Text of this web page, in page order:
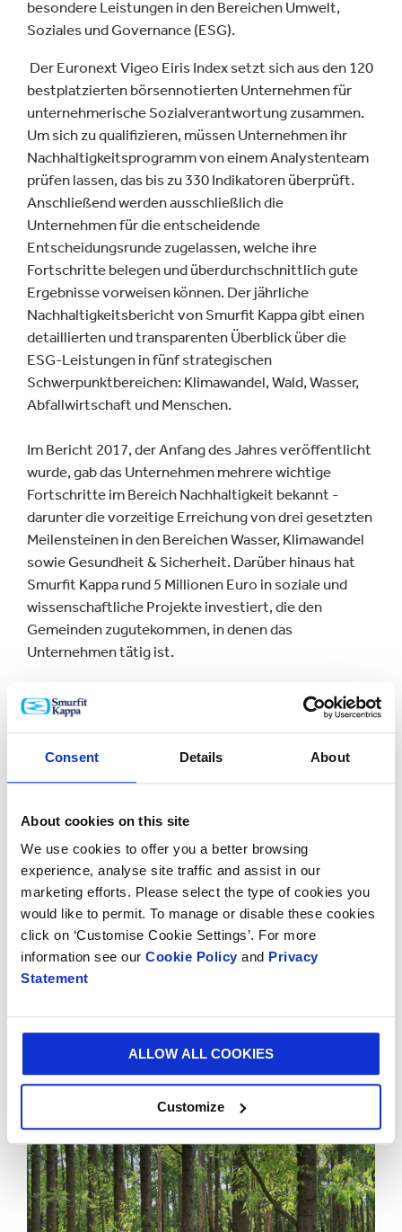
Consent Details About
About cookies on this site
We use cookies to offer you a better browsing
experience, analyse site traffic and assist in our
marketing efforts. Please select the type of cookies you
would like to permit. To manage or disable these cookies
click on ‘Customise Cookie Settings’. For more
information see our Cookie Policy and Privacy
Statement
ALLOW ALL COOKIES
Customize
besondere Leistungen in den Bereichen Umwelt,
Soziales und Governance (ESG).
Der Euronext Vigeo Eiris Index setzt sich aus den 120
bestplatzierten börsennotierten Unternehmen für
unternehmerische Sozialverantwortung zusammen.
Um sich zu qualifizieren, müssen Unternehmen ihr
Nachhaltigkeitsprogramm von einem Analystenteam
prüfen lassen, das bis zu 330 Indikatoren überprüft.
Anschließend werden ausschließlich die
Unternehmen für die entscheidende
Entscheidungsrunde zugelassen, welche ihre
Fortschritte belegen und überdurchschnittlich gute
Ergebnisse vorweisen können. Der jährliche
Nachhaltigkeitsbericht von Smurfit Kappa gibt einen
detaillierten und transparenten Überblick über die
ESG-Leistungen in fünf strategischen
Schwerpunktbereichen: Klimawandel, Wald, Wasser,
Abfallwirtschaft und Menschen.
Im Bericht 2017, der Anfang des Jahres veröffentlicht
wurde, gab das Unternehmen mehrere wichtige
Fortschritte im Bereich Nachhaltigkeit bekannt -
darunter die vorzeitige Erreichung von drei gesetzten
Meilensteinen in den Bereichen Wasser, Klimawandel
sowie Gesundheit & Sicherheit. Darüber hinaus hat
Smurfit Kappa rund 5 Millionen Euro in soziale und
wissenschaftliche Projekte investiert, die den
Gemeinden zugutekommen, in denen das
Unternehmen tätig ist.
Steven Stoffer, Group VP Development bei Smurfit
Kappa, meinte dazu: „Wir freuen uns, wieder in diesem
bedeutet für Smurfit Kappa nicht nur die Eindämmung
des Klimawandels und die Reduzierung von Ineffizienz,
Aspekten unseres Geschäfts. Da immer mehr
Investoren und Fonds ESG-Kriterien in ihre
Investitionsentscheidungen einbeziehen, ist es für
uns wichtig, hervorragende Ergebnisse im Bereich
Nachhaltigkeit zu erzielen. Viele unserer Kunden
erwarten auch von ihren Geschäftspartnern ein
echtes Bekenntnis zu gesellschaftlicher
Verantwortung, wofür Smurfit Kappa mehrere
Smurfit Kappa ist auch in den Investor-Rating-
Systemen FTSE4Good, Ethibel und STOXX Global
ESG Leaders gelistet.